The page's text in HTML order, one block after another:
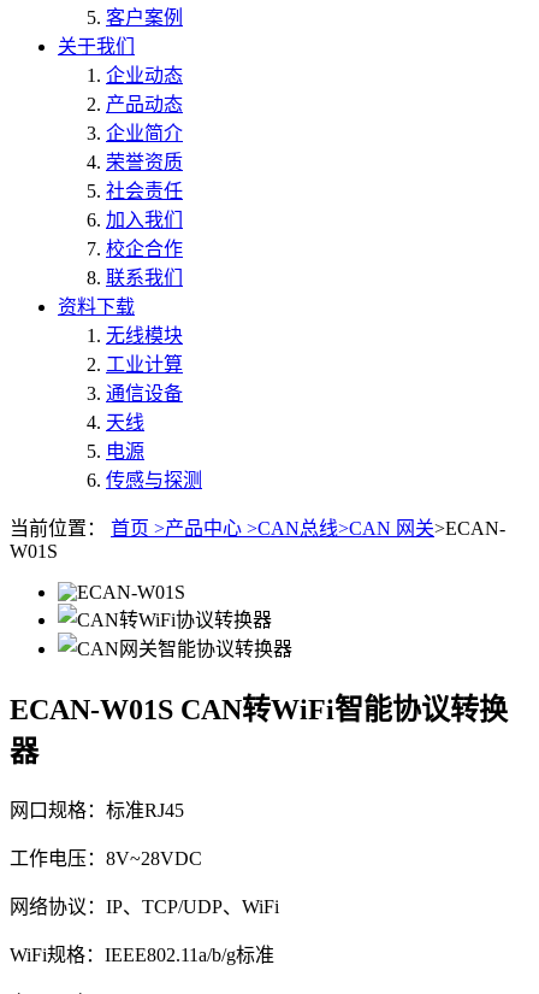
客户案例
关于我们
企业动态
产品动态
企业简介
荣誉资质
社会责任
加入我们
校企合作
联系我们
资料下载
无线模块
工业计算
通信设备
天线
电源
传感与探测
当前位置： 首页 >产品中心 >CAN总线>CAN 网关>ECAN-
W01S
ECAN-W01S CAN转WiFi智能协议转换
器
网口规格：标准RJ45
工作电压：8V~28VDC
网络协议：IP、TCP/UDP、WiFi
WiFi规格：IEEE802.11a/b/g标准